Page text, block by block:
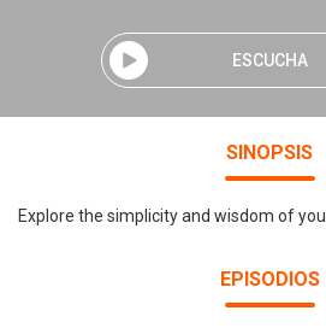
ESCUCHA
SINOPSIS
Explore the simplicity and wisdom of
EPISODIOS